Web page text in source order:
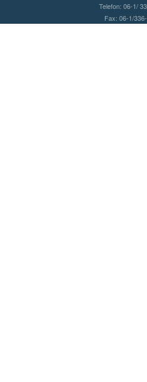
Telefon: 06-1/
Fax: 06-1/